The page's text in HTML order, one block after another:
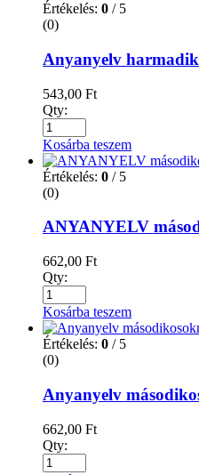
Értékelés: 0 / 5
(0)
Anyanyelv
543,00 Ft
Qty:
Kosárba teszem
Értékelés: 0 / 5
(0)
ANYANYELV
662,00 Ft
Qty:
Kosárba teszem
Értékelés: 0 / 5
(0)
Anyanyelv
662,00 Ft
Qty: